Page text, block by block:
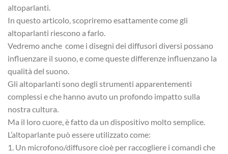
altoparlanti.
In questo articolo, scopriremo esattamente come gli
altoparlanti riescono a farlo.
Vedremo anche come i disegni dei diffusori diversi possano
influenzare il suono, e come queste differenze influenzano la
qualità del suono.
Gli altoparlanti sono degli strumenti apparentementi
complessi e che hanno avuto un profondo impatto sulla
nostra cultura.
Ma il loro cuore, è fatto da un dispositivo molto semplice.
L’altoparlante può essere utilizzato come:
1. Un microfono/diffusore cioè per raccogliere i comandi che